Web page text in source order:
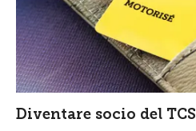
Diventare socio del TCS